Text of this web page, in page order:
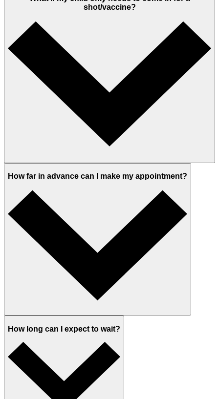
shot/vaccine?
How far in advance can I make my appointment?
How long can I expect to wait?